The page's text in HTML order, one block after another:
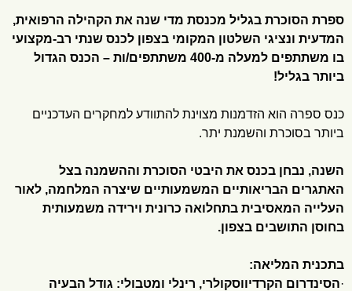
ספרת הסוכרת בגליל מכנסת מדי שנה את הקהילה הרפואית,
המדעית ונציגי השלטון המקומי בצפון לכנס שנתי רב-מקצועי
בו משתתפים למעלה מ-400 משתתפים/ות – הכנס הגדול
ביותר בגליל!
כנס ספרה הוא הזדמנות מצוינת להתוודע למחקרים העדכניים
ביותר בסוכרת והשמנת יתר.
השנה, נבחן בכנס את היבטי הסוכרת וההשמנה בצל
האתגרים הבריאותיים המשמעותיים שיצרה המלחמה, לאור
העלייה המאסיבית בתחלואה כרונית וירידה משמעותית
בחוסן התושבים בצפון.
בתכנית המליאה:
·הסינדרום הקרדיווסקולרי, רינלי ומטבולי: גודל הבעיה